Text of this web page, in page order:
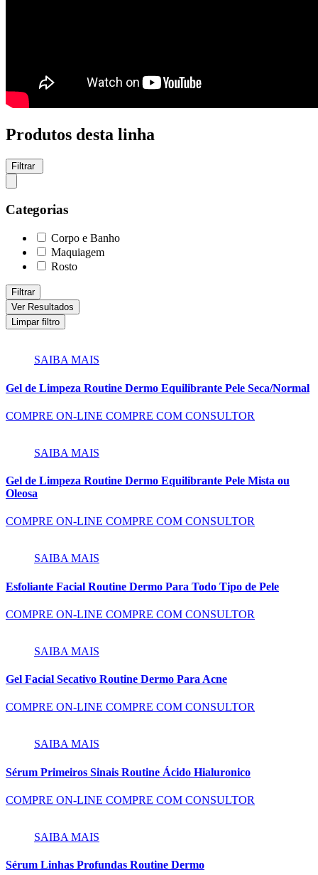
Produtos desta linha
Filtrar
Categorias
Corpo e Banho
Maquiagem
Rosto
Filtrar
Ver Resultados
Limpar filtro
SAIBA MAIS
Gel de Limpeza Routine Dermo Equilibrante Pele Seca/Normal
COMPRE ON-LINE COMPRE COM CONSULTOR
SAIBA MAIS
Gel de Limpeza Routine Dermo Equilibrante Pele Mista ou
Oleosa
COMPRE ON-LINE COMPRE COM CONSULTOR
SAIBA MAIS
Esfoliante Facial Routine Dermo Para Todo Tipo de Pele
COMPRE ON-LINE COMPRE COM CONSULTOR
SAIBA MAIS
Gel Facial Secativo Routine Dermo Para Acne
COMPRE ON-LINE COMPRE COM CONSULTOR
SAIBA MAIS
Sérum Primeiros Sinais Routine Ácido Hialuronico
COMPRE ON-LINE COMPRE COM CONSULTOR
SAIBA MAIS
Sérum Linhas Profundas Routine Dermo